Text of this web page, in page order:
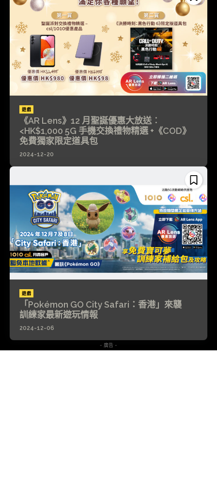
遊戲
《AR Lens》12 月聖誕優惠大放送︰
<HK$1,000 5G 手機交換禮物精選 +《COD》
免費獨家限定道具包
2024-12-20
遊戲
「Pokémon GO City Safari：香港」來襲
訓練家最新遊玩情報
2024-12-06
- 廣告 -